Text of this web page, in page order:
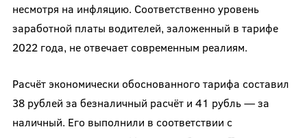
несмотря на инфляцию. Соответственно уровень
заработной платы водителей, заложенный в тарифе
2022 года, не отвечает современным реалиям.
Расчёт экономически обоснованного тарифа составил
38 рублей за безналичный расчёт и 41 рубль — за
наличный. Его выполнили в соответствии с